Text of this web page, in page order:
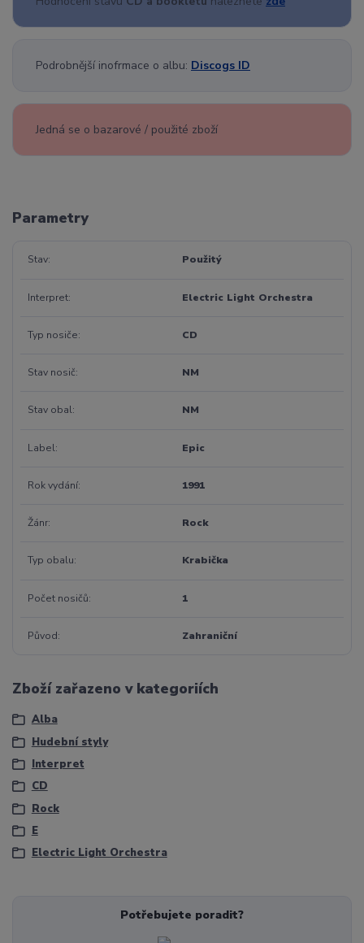
Podrobnější inofrmace o albu: Discogs ID
Jedná se o bazarové / použité zboží
Parametry
Stav Použitý
Interpret Electric Light Orchestra
Typ nosiče CD
Stav nosič NM
Stav obal NM
Label Epic
Rok vydání 1991
Žánr Rock
Typ obalu Krabička
Počet nosičů 1
Původ Zahraniční
Zboží zařazeno v kategoriích
Alba
Hudební styly
Interpret
CD
Rock
E
Electric Light Orchestra
Potřebujete poradit?